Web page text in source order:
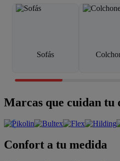
Sofás
Marcas que cuidan tu
Confort a tu medida